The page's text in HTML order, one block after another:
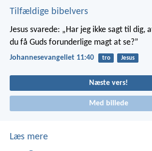
Tilfældige bibelvers
Jesus svarede: „Har jeg ikke sagt til dig,
du få Guds forunderlige magt at se?”
Johannesevangeliet 11:40 tro Jesus
Næste vers!
Med billede
Læs mere